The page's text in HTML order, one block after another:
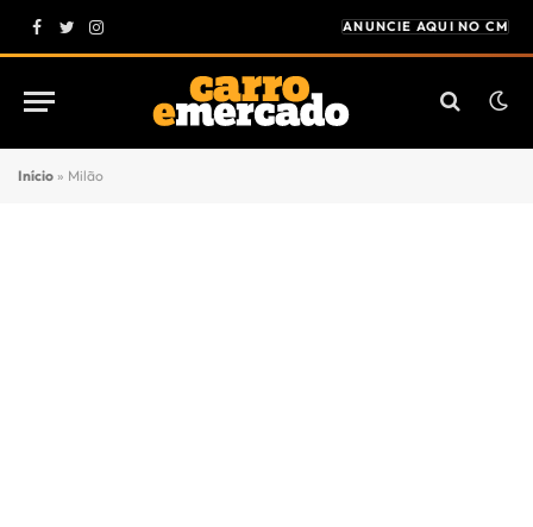
Facebook
Twitter
Instagram
ANUNCIE AQUI NO CM
Início » Milão